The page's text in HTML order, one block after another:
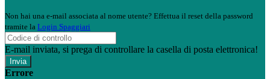
Non hai una e-mail associata al nome utente? Effettua il reset della password
tramite la Login Spaggiari
E-mail inviata, si prega di controllare la casella di posta elettronica!
Errore